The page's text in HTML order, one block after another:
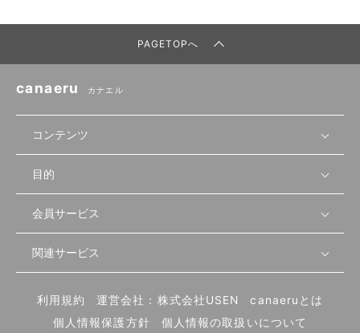
PAGETOPへ
canaeru カナエル
コンテンツ
無料開業相談
セミナー情報
セミナー動画
物件を探す
首都圏
北海道
先輩開業者の声
開業・経営に関する記事
目的
店舗運営
物件
内装・設備
食材・仕入れ
会員サービス
会員登録
ログイン
関連サービス
飲食店サクセスガイド（外部サイト）
利用規約 運営会社：株式会社USEN
canaeruとは
個人情報保護方針
個人情報の取扱いについて